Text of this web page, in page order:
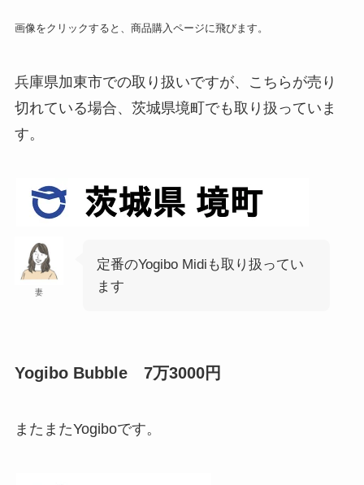
画像をクリックすると、商品購入ページに飛びます。
兵庫県加東市での取り扱いですが、こちらが売り
切れている場合、茨城県境町でも取り扱っていま
す。
妻
定番のYogibo Midiも取り扱ってい
ます
Yogibo Bubble 7万3000円
またまたYogiboです。